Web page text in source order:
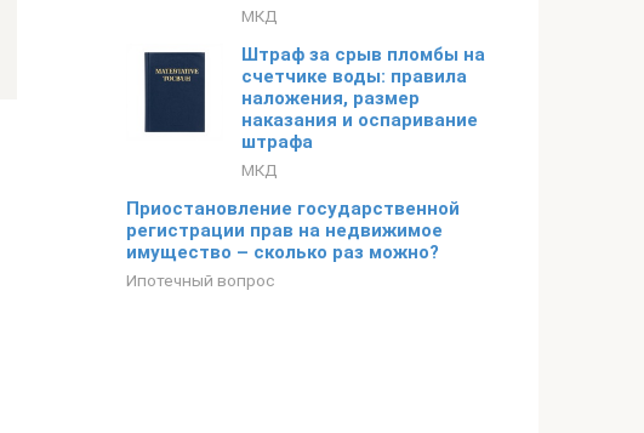
МКД
Штраф за срыв пломбы на
счетчике воды: правила
наложения, размер
наказания и оспаривание
штрафа
МКД
Приостановление государственной
регистрации прав на недвижимое
имущество – сколько раз можно?
Ипотечный вопрос